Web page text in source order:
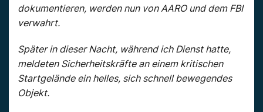
dokumentieren, werden nun von AARO und dem FBI
verwahrt.
Später in dieser Nacht, während ich Dienst hatte,
meldeten Sicherheitskräfte an einem kritischen
Startgelände ein helles, sich schnell bewegendes
Objekt.